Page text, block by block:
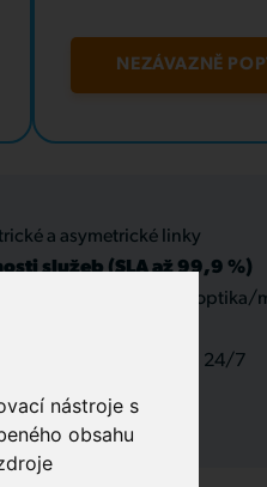
nástroje s
obsahu
NEZÁVAZNĚ
a asymetrické linky
služeb (SLA až 99,9 %)
interní datové rozvody (optika/
sítí a servis, podpora 24/7